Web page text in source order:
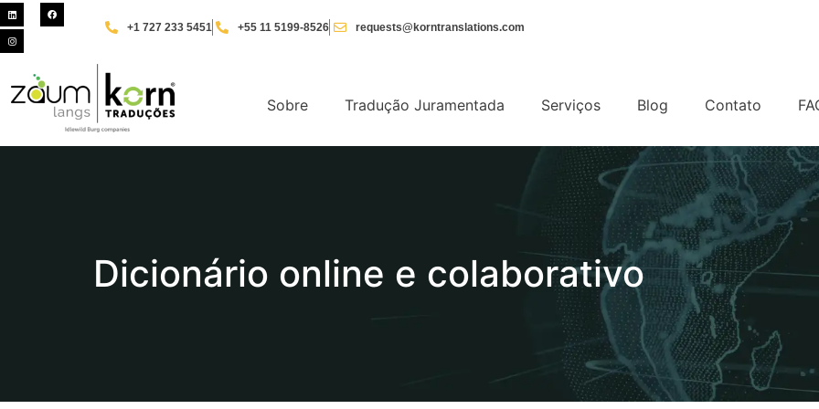
+1 727 233 5451 +55 11 5199-8526 requests@korntranslations.com
Sobre Tradução Juramentada Serviços Blog Contato
Dicionário online e colaborativo